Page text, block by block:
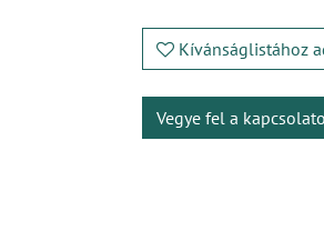
Kívánságlistához
Vegye fel a